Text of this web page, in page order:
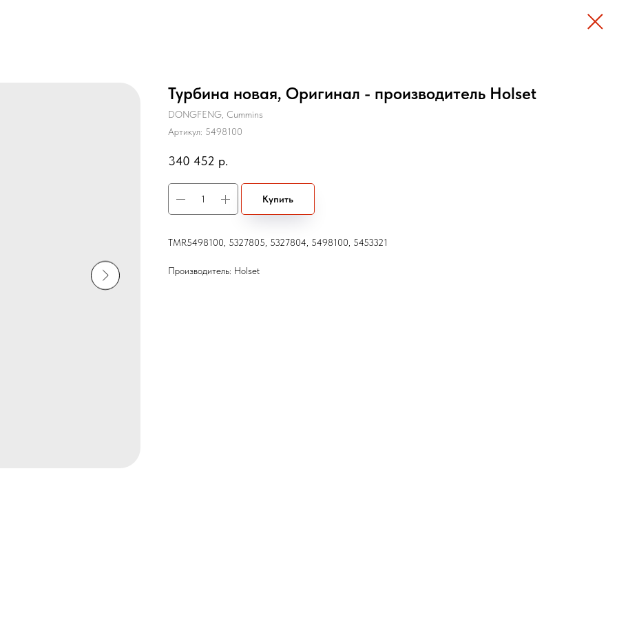
Турбина новая, Оригинал - производитель Holset
DONGFENG, Cummins
Артикул: 5498100
340 452 р.
Купить
TMR5498100, 5327805, 5327804, 5498100, 5453321
Производитель: Holset